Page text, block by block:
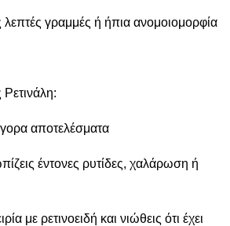
λεπτές γραμμές ή ήπια ανομοιομορφία
Ρετινάλη:
αποτελέσματα
έντονες ρυτίδες, χαλάρωση ή
με ρετινοειδή και νιώθεις ότι έχει